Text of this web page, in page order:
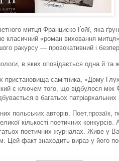
митця Франциско Ґойї, яка
класичний «роман виховання
ракурсу — провокативний і
в яких оповідається одна й та ж
пристановища самітника, «Дому
є ключем того, що відбулося між
в багатьох патріархальних
польських авторів. Поет,прозаїк,
кількості поетичних конкурсів.
поетичних журналах. Живе у
Цей факт знаходить вираз у його